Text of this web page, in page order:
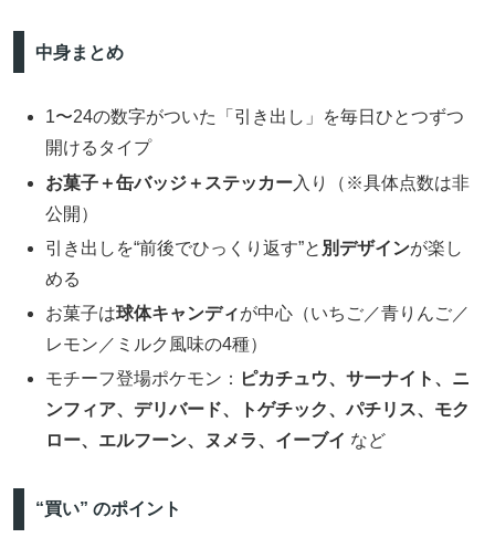
中身まとめ
1〜24の数字がついた「引き出し」を毎日ひとつずつ
開けるタイプ
お菓子＋缶バッジ＋ステッカー入り（※具体点数は非
公開）
引き出しを“前後でひっくり返す”と 別デザインが楽し
める
お菓子は球体キャンディが中心（いちご／青りんご／
レモン／ミルク風味の4種）
モチーフ登場ポケモン： ピカチュウ、サーナイト、ニ
ンフィア、デリバード、トゲチック、パチリス、モク
ロー、エルフーン、ヌメラ、イーブイ など
“買い” のポイント